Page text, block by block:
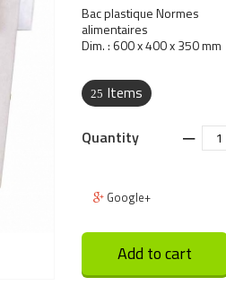
Bac plastique Normes
alimentaires
Dim. : 600 x 400 x 350 mm
25 Items
Quantity ‒
Google+
Add to cart